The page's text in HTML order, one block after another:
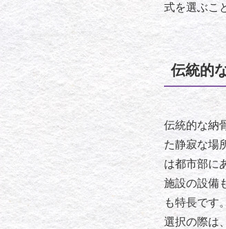
式を選ぶこ
伝統的
伝統的な納
た静寂な場
は都市部に
施設の設備
も特長です
選択の際は